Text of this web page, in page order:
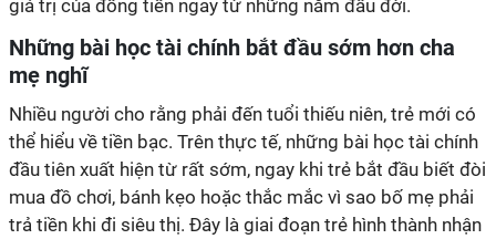
giá trị của đồng tiền ngay từ những năm đầu đời.
Những bài học tài chính bắt đầu sớm hơn cha
mẹ nghĩ
Nhiều người cho rằng phải đến tuổi thiếu niên, trẻ mới có
thể hiểu về tiền bạc. Trên thực tế, những bài học tài chính
đầu tiên xuất hiện từ rất sớm, ngay khi trẻ bắt đầu biết đòi
mua đồ chơi, bánh kẹo hoặc thắc mắc vì sao bố mẹ phải
trả tiền khi đi siêu thị. Đây là giai đoạn trẻ hình thành nhận